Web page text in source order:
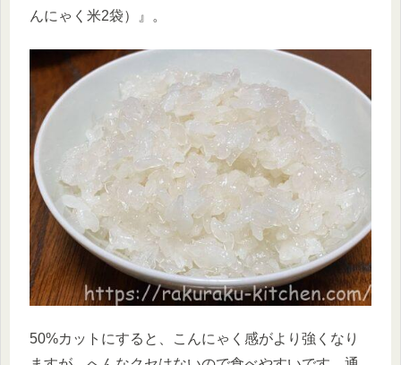
んにゃく米2袋）』。
50%カットにすると、こんにゃく感がより強くなり